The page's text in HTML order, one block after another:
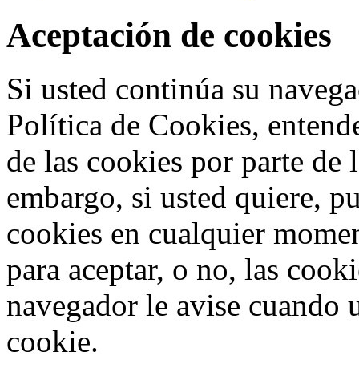
Aceptación de cookies
Si usted continúa su
Política de Cookies,
de las cookies por parte
embargo, si usted quiere,
cookies en cualquier
para aceptar, o no, las
navegador le avise cuando
cookie.